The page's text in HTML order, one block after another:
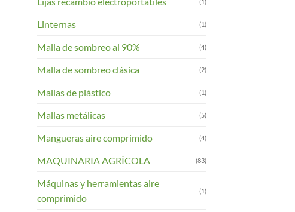
Linternas (1)
Malla de sombreo al 90% (4)
Malla de sombreo clásica (2)
Mallas de plástico (1)
Mallas metálicas (5)
Mangueras aire comprimido (4)
MAQUINARIA AGRÍCOLA (83)
Máquinas y herramientas aire
comprimido
(1)